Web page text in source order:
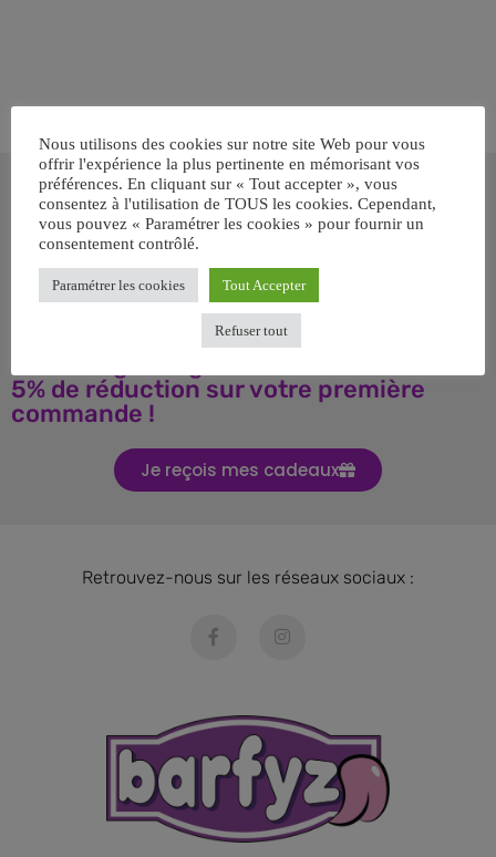
Inscrivez-vous gratuitement pour
recevoir votre guide BARF gratuit !
Vous voulez savoir comment bien nourrir votre chien ou chat
avec le BARF ? Inscrivez-vous pour recevoir
GRATUIT SUR LE BARF EN PDF immédiatement
5% de réduction sur votre première
commande !
Je reçois mes cadeaux
Retrouvez-nous sur les réseaux sociaux :
Nous utilisons des cookies sur notre site Web pour vous
offrir l'expérience la plus pertinente en mémorisant vos
préférences. En cliquant sur « Tout accepter », vous
consentez à l'utilisation de TOUS les cookies. Cependant,
vous pouvez « Paramétrer les cookies » pour fournir un
consentement contrôlé.
Paramétrer les cookies Tout Accepter
Refuser tout